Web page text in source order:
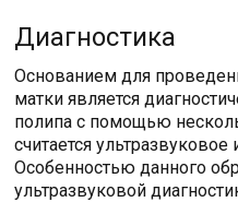
Диагностика
Основанием для
матки является
полипа с помощью
считается ультразвуковое
Особенностью данного
ультразвуковой